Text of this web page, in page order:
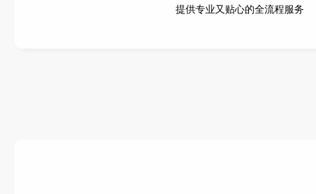
提供专业又贴心的全流程服务